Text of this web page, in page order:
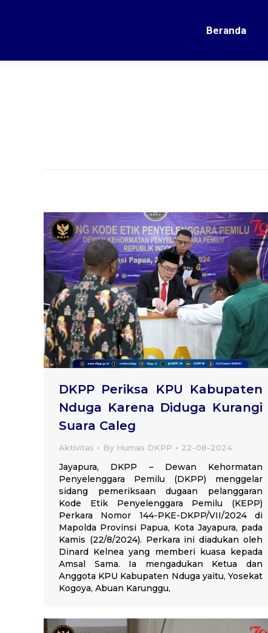
Beranda
DKPP Periksa KPU Kabupaten
Nduga Karena Diduga Kurangi
Suara Caleg
Aktivitas By Humas DKPP 22-08-2024
Jayapura, DKPP – Dewan Kehormatan
Penyelenggara Pemilu (DKPP) menggelar
sidang pemeriksaan dugaan pelanggaran
Kode Etik Penyelenggara Pemilu (KEPP)
Perkara Nomor 144-PKE-DKPP/VII/2024 di
Mapolda Provinsi Papua, Kota Jayapura, pada
Kamis (22/8/2024). Perkara ini diadukan oleh
Dinard Kelnea yang memberi kuasa kepada
Amsal Sama. Ia mengadukan Ketua dan
Anggota KPU Kabupaten Nduga yaitu, Yosekat
Kogoya, Abuan Karunggu,